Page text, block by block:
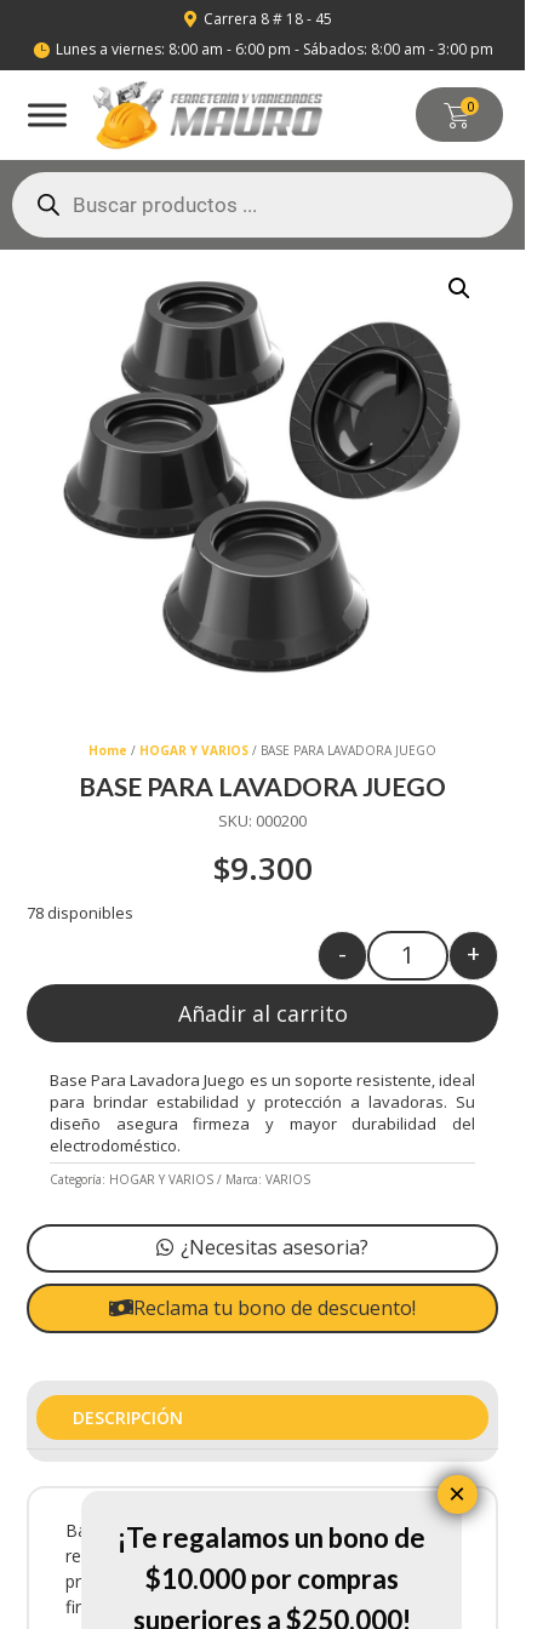
 Carrera 8 # 18 - 45
 Lunes a viernes: 8:00 am - 6:00 pm - Sábados: 8:00 am - 3:00 pm
0
Búsqueda
de
productos
Home / HOGAR Y VARIOS / BASE PARA LAVADORA JUEGO
BASE PARA LAVADORA JUEGO
SKU: 000200
$9.300
78 disponibles
Quantity
- +
Añadir al carrito
Base Para Lavadora Juego es un soporte resistente, ideal
para brindar estabilidad y protección a lavadoras. Su
diseño asegura firmeza y mayor durabilidad del
electrodoméstico.
Categoría: HOGAR Y VARIOS Marca:VARIOS
¿Necesitas asesoria?
Reclama tu bono de descuento!
DESCRIPCIÓN
Base Para Lavadora Juego es un soporte
resistente, ideal para brindar estabilidad y
protección a lavadoras. Su diseño asegura
firmeza y mayor durabilidad del electrodoméstico.
¡Te regalamos un bono de
$10.000 por compras
superiores a $250.000!
×